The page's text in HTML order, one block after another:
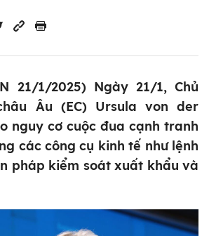
21/1/2025) Ngày 21/1, Chủ
Âu (EC) Ursula von der
nguy cơ cuộc đua cạnh tranh
các công cụ kinh tế như lệnh
pháp kiểm soát xuất khẩu và